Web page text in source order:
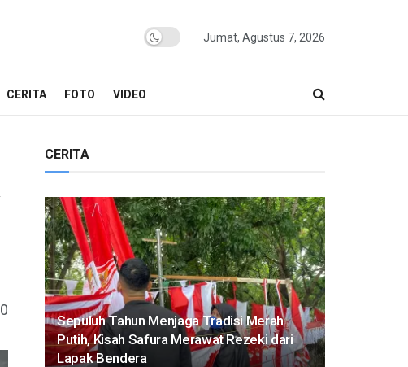
Jumat, Agustus 7, 2026
CERITA FOTO VIDEO
0
CERITA
Sepuluh Tahun Menjaga Tradisi Merah
Putih, Kisah Safura Merawat Rezeki dari
Lapak Bendera